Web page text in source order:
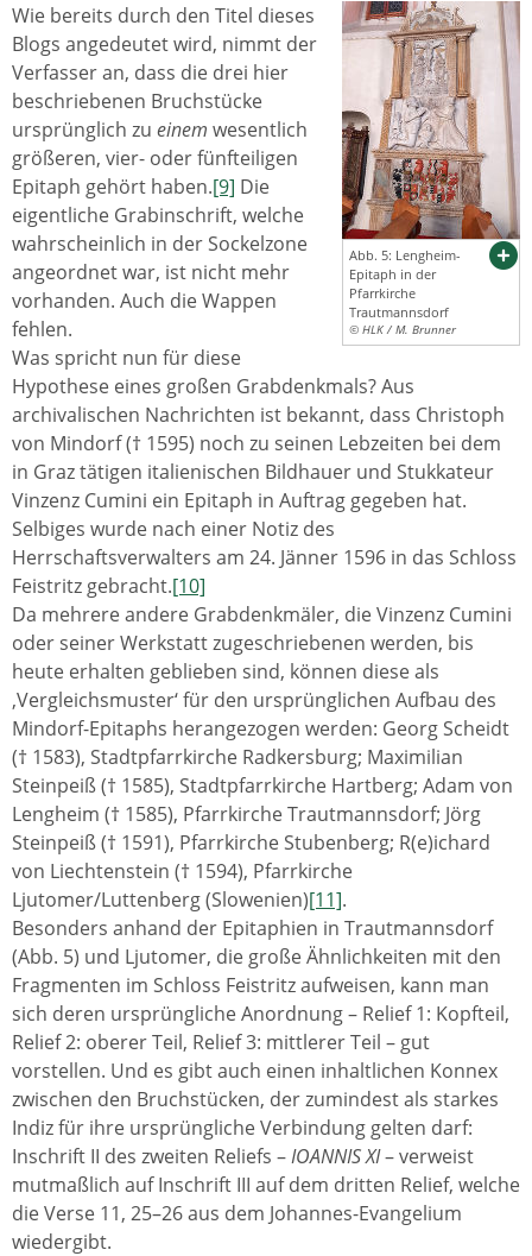
Abb. 5: Lengheim-
Epitaph in der
Pfarrkirche
Trautmannsdorf
© HLK / M. Brunner
Wie bereits durch den Titel dieses
Blogs angedeutet wird, nimmt der
Verfasser an, dass die drei hier
beschriebenen Bruchstücke
ursprünglich zu einem wesentlich
größeren, vier- oder fünfteiligen
Epitaph gehört haben.[9] Die
eigentliche Grabinschrift, welche
wahrscheinlich in der Sockelzone
angeordnet war, ist nicht mehr
vorhanden. Auch die Wappen
fehlen.
Was spricht nun für diese
Hypothese eines großen Grabdenkmals? Aus
archivalischen Nachrichten ist bekannt, dass Christoph
von Mindorf († 1595) noch zu seinen Lebzeiten bei dem
in Graz tätigen italienischen Bildhauer und Stukkateur
Vinzenz Cumini ein Epitaph in Auftrag gegeben hat.
Selbiges wurde nach einer Notiz des
Herrschaftsverwalters am 24. Jänner 1596 in das Schloss
Feistritz gebracht.[10]
Da mehrere andere Grabdenkmäler, die Vinzenz Cumini
oder seiner Werkstatt zugeschriebenen werden, bis
heute erhalten geblieben sind, können diese als
‚Vergleichsmuster‘ für den ursprünglichen Aufbau des
Mindorf-Epitaphs herangezogen werden: Georg Scheidt
(† 1583), Stadtpfarrkirche Radkersburg; Maximilian
Steinpeiß († 1585), Stadtpfarrkirche Hartberg; Adam von
Lengheim († 1585), Pfarrkirche Trautmannsdorf; Jörg
Steinpeiß († 1591), Pfarrkirche Stubenberg; R(e)ichard
von Liechtenstein († 1594), Pfarrkirche
Ljutomer/Luttenberg (Slowenien)[11].
Besonders anhand der Epitaphien in Trautmannsdorf
(Abb. 5) und Ljutomer, die große Ähnlichkeiten mit den
Fragmenten im Schloss Feistritz aufweisen, kann man
sich deren ursprüngliche Anordnung – Relief 1: Kopfteil,
Relief 2: oberer Teil, Relief 3: mittlerer Teil – gut
vorstellen. Und es gibt auch einen inhaltlichen Konnex
zwischen den Bruchstücken, der zumindest als starkes
Indiz für ihre ursprüngliche Verbindung gelten darf:
Inschrift II des zweiten Reliefs –IOANNIS XI– verweist
mutmaßlich auf Inschrift III auf dem dritten Relief, welche
die Verse 11, 25–26 aus dem Johannes-Evangelium
wiedergibt.